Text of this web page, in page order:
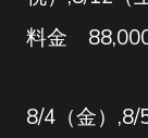
料金 88,000
8/4（金）,8/